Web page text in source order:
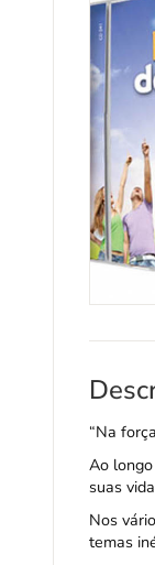
“Na
Ao
suas
Nos
temas